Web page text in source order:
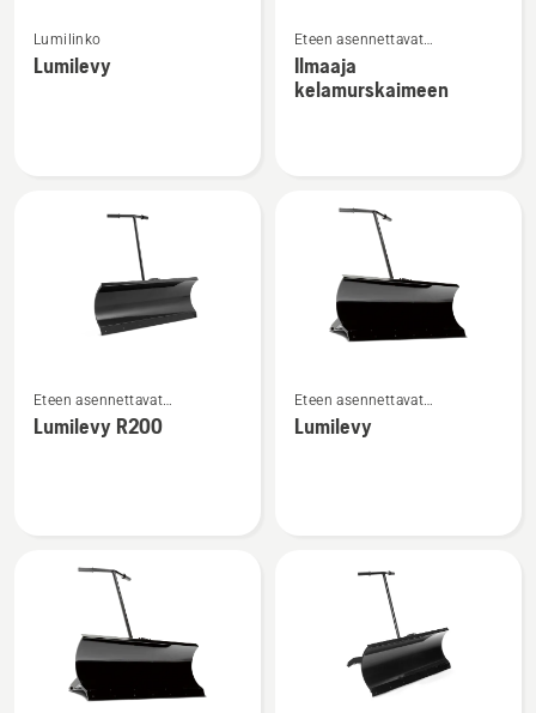
lisätietoja
tuotteesta
Lumilinko
Lumilevy
lisätietoja
tuotteesta
Ilmaaja
Eteen asennettavat
päältäajettavan etuleikkurin
lisälaitteet
Ilmaaja
kelamurskaimeen
lisätietoja
tuotteesta
Eteen asennettavat
päältäajettavan etuleikkurin
lisälaitteet
Lumilevy R200
lisätietoja
tuotteesta
Eteen asennettavat
päältäajettavan etuleikkurin
lisälaitteet
Lumilevy